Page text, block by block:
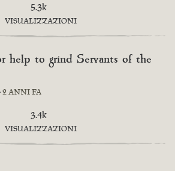
5.3k
VISUALIZZAZIONI
help to grind Servants of the
2 ANNI FA
3.4k
VISUALIZZAZIONI